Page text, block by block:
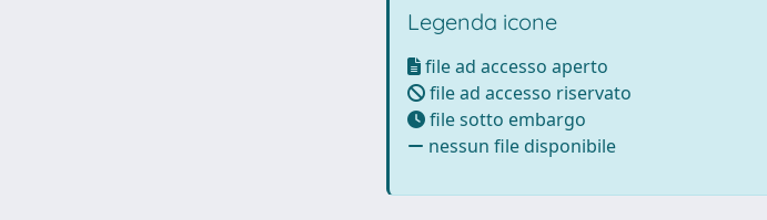
Legenda icone
file ad accesso aperto
file ad accesso riservato
file sotto embargo
nessun file disponibile